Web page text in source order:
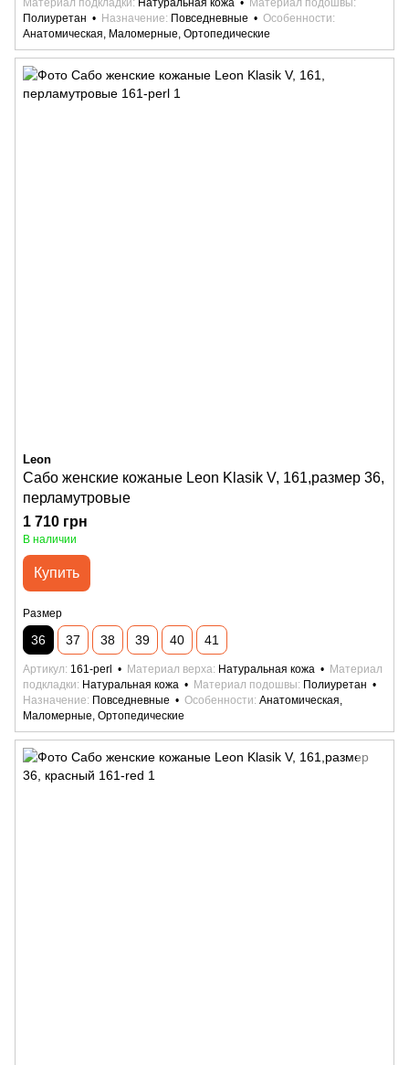
Материал подкладки
Натуральная кожа
Материал подошвы
Полиуретан
Назначение Повседневные
Особенности
Анатомическая, Маломерные, Ортопедические
Leon
Сабо женские кожаные Leon Klasik V, 161,размер 36,
перламутровые
1 710 грн
В наличии
Купить
Размер
36 37 38 39 40 41
Артикул 161-perl Материал верха Натуральная кожа
Материал
подкладки
Натуральная кожа Материал подошвы
Полиуретан
Назначение
Повседневные Особенности Анатомическая,
Маломерные, Ортопедические